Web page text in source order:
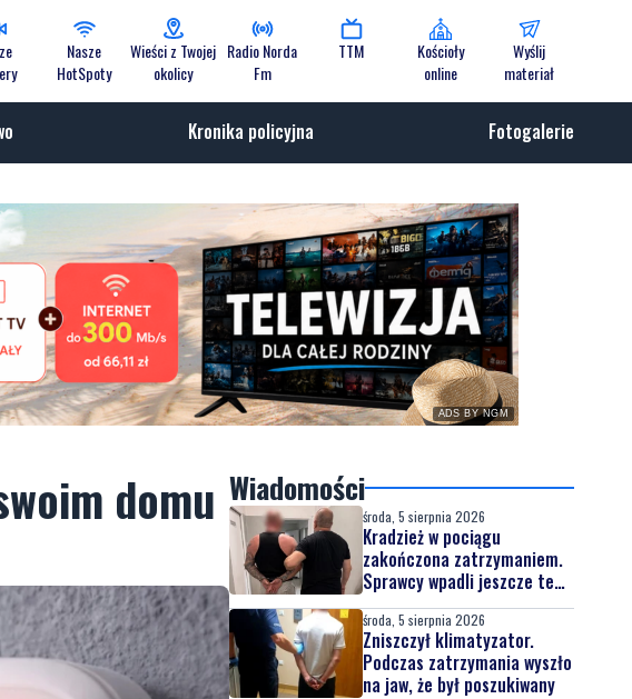
Nasze
HotSpoty
Wieści z Twojej
okolicy
Radio Norda
Fm
TTM
Kościoły
online
Wyślij
materiał
Kronika policyjna Fotogalerie
ADS BY NGM
domu Wiadomości
środa, 5 sierpnia 2026
Kradzież w pociągu
zakończona zatrzymaniem.
Sprawcy wpadli jeszcze tego
samego dnia
środa, 5 sierpnia 2026
Zniszczył klimatyzator.
Podczas zatrzymania wyszło
na jaw, że był poszukiwany